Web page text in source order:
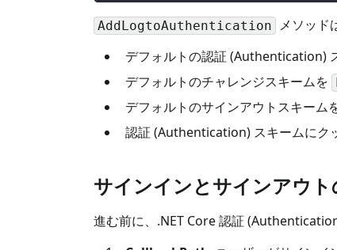
AddLogtoAuthentication
メソッド
デフォルトの認証 (Authentication)
デフォルトのチャレンジスキームを
デフォルトのサインアウトスキーム
認証 (Authentication) スキームにク
サインインとサインアウト
進む前に、.NET Core 認証